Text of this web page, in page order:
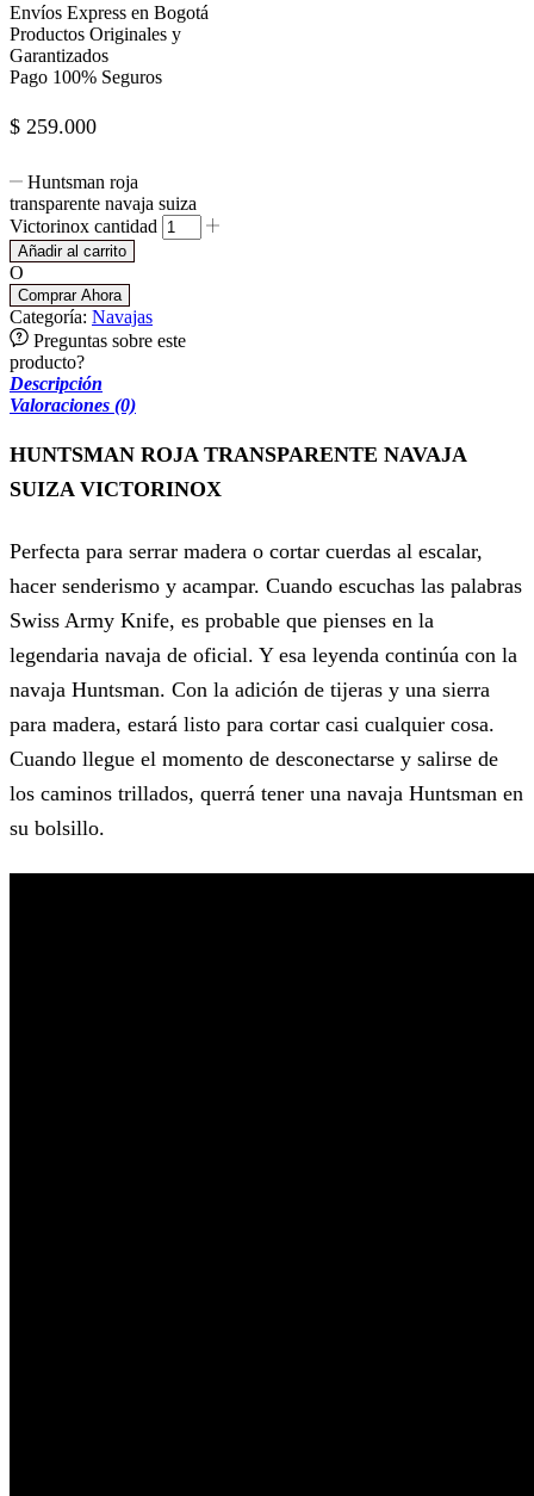
Envíos Express en Bogotá
Productos Originales y
Garantizados
Pago 100% Seguros
$ 259.000
Huntsman roja
transparente navaja suiza
Victorinox cantidad
Añadir al carrito
O
Comprar Ahora
Categoría: Navajas
Preguntas sobre este
producto?
Descripción
Valoraciones (0)
HUNTSMAN ROJA TRANSPARENTE NAVAJA
SUIZA VICTORINOX
Perfecta para serrar madera o cortar cuerdas al escalar,
hacer senderismo y acampar. Cuando escuchas las palabras
Swiss Army Knife, es probable que pienses en la
legendaria navaja de oficial. Y esa leyenda continúa con la
navaja Huntsman. Con la adición de tijeras y una sierra
para madera, estará listo para cortar casi cualquier cosa.
Cuando llegue el momento de desconectarse y salirse de
los caminos trillados, querrá tener una navaja Huntsman en
su bolsillo.